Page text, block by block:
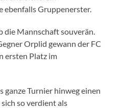
ebenfalls Gruppenerster.
die Mannschaft souverän.
Orplid gewann der FC
ersten Platz im
ganze Turnier hinweg einen
so verdient als